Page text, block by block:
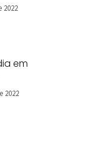
2022
em
2022